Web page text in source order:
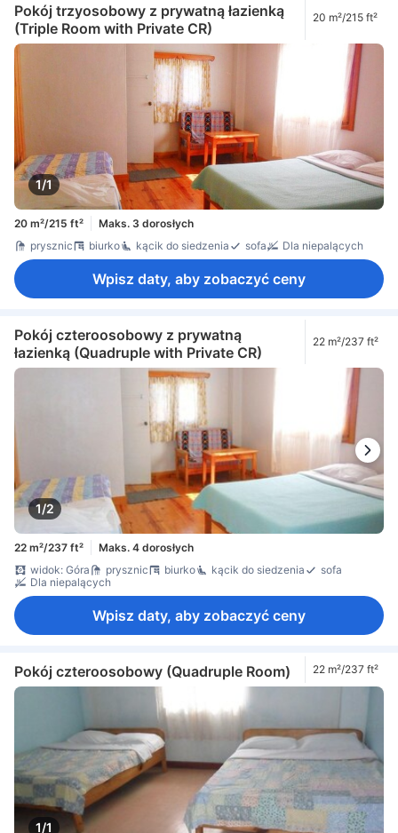
Pokój trzyosobowy z prywatną łazienką
(Triple Room with Private CR)
20 m²/215 ft²
1/1
20 m²/215 ft²
Maks. 3 dorosłych
prysznic
biurko kącik do siedzenia sofa Dla niepalących
Wpisz daty, aby zobaczyć ceny
Pokój czteroosobowy z prywatną
łazienką (Quadruple with Private CR)
22 m²/237 ft²
1/2
22 m²/237 ft²
Maks. 4 dorosłych
widok: Góra
prysznic biurko kącik do siedzenia
sofa
Dla niepalących
Wpisz daty, aby zobaczyć ceny
Pokój czteroosobowy (Quadruple Room) 22 m²/237 ft²
1/1